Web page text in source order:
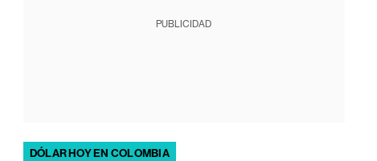
PUBLICIDAD
DÓLAR HOY EN COLOMBIA